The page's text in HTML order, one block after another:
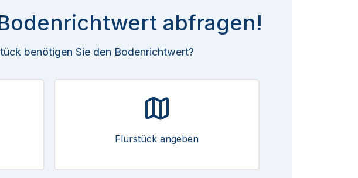
abfragen!
benötigen Sie den Bodenrichtwert?
Flurstück angeben